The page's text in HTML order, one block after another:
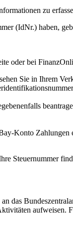
zu
(IdNr.) haben,
oder bei
Sie in Ihrem
Konto
Steuernummer
das
aufweisen.